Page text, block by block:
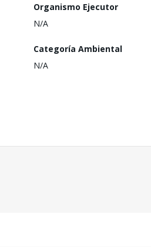
Organismo Ejecutor
N/A
Categoría Ambiental
N/A